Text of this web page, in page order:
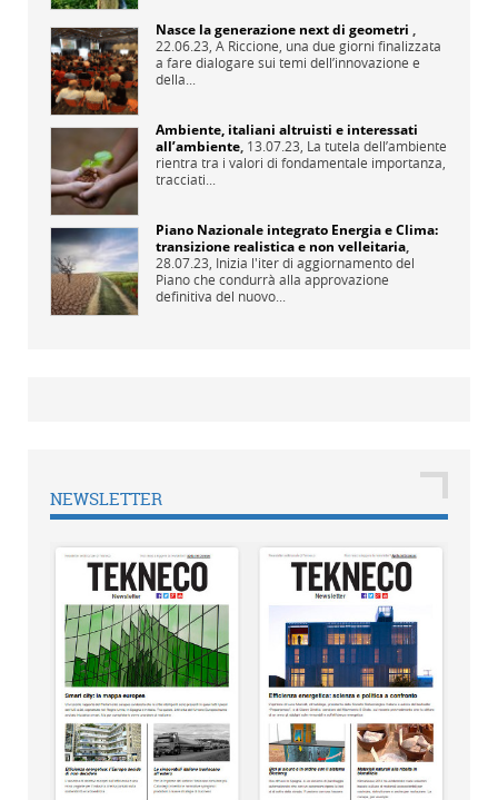
Nasce la generazione next di geometri ,
22.06.23, A Riccione, una due giorni finalizzata
a fare dialogare sui temi dell’innovazione e
della...
Ambiente, italiani altruisti e interessati
all’ambiente, 13.07.23, La tutela dell’ambiente
rientra tra i valori di fondamentale importanza,
tracciati...
Piano Nazionale integrato Energia e Clima:
transizione realistica e non velleitaria,
28.07.23, Inizia l'iter di aggiornamento del
Piano che condurrà alla approvazione
definitiva del nuovo...
NEWSLETTER